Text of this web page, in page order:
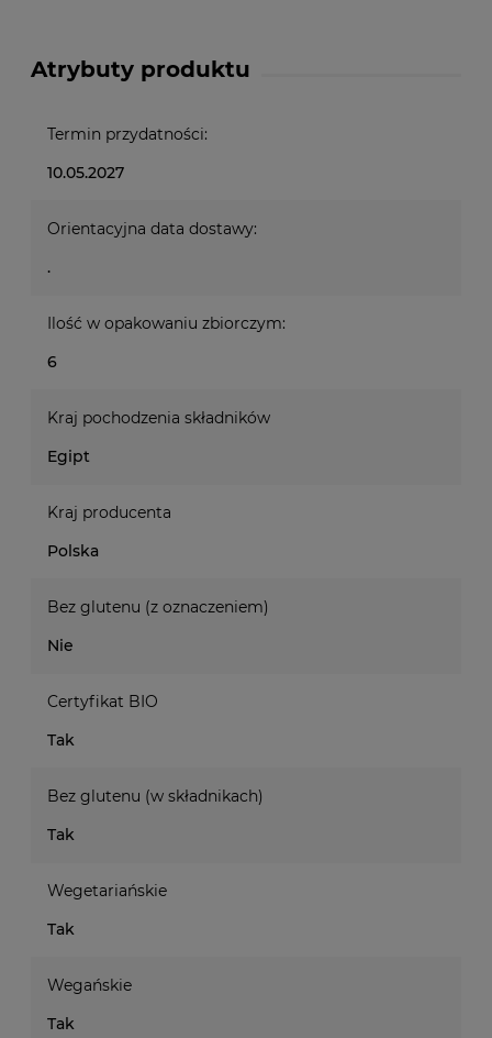
Atrybuty produktu
Termin przydatności:
10.05.2027
Orientacyjna data dostawy:
.
Ilość w opakowaniu zbiorczym:
6
Kraj pochodzenia składników
Egipt
Kraj producenta
Polska
Bez glutenu (z oznaczeniem)
Nie
Certyfikat BIO
Tak
Bez glutenu (w składnikach)
Tak
Wegetariańskie
Tak
Wegańskie
Tak